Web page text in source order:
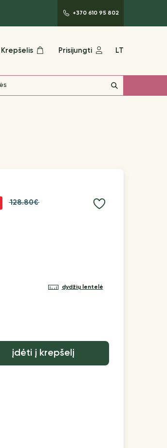
+370 610 95 802
Krepšelis Prisijungti LT
128.80€
dydžių lentelė
įdėti į krepšelį